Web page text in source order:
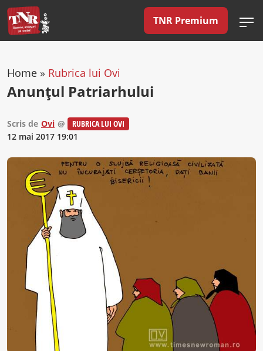
TNR Premium
Home » Rubrica lui Ovi
Anunțul Patriarhului
Scris de Ovi @
RUBRICA LUI OVI
12 mai 2017 19:01